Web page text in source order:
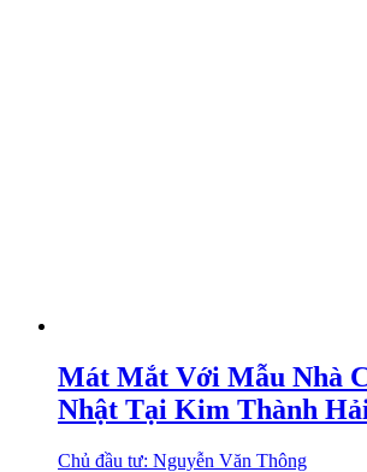
Mát Mắt Với Mẫu Nhà
Nhật Tại Kim Thành
Chủ đầu tư: Nguyễn Văn Thông